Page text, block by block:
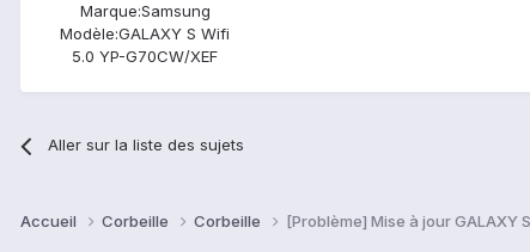
Marque:Samsung
Modèle:GALAXY S Wifi
5.0 YP-G70CW/XEF
Aller sur la liste des sujets
Accueil Corbeille Corbeille [Problème] Mise à jour GALAXY